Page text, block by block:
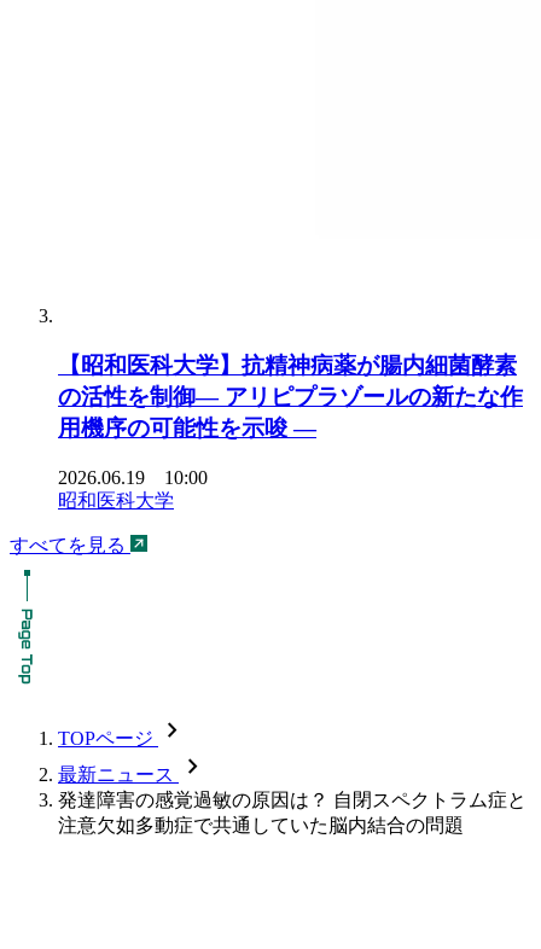
【昭和医科大学】抗精神病薬が腸内細菌酵素
の活性を制御― アリピプラゾールの新たな作
用機序の可能性を示唆 ―
2026.06.19 10:00
昭和医科大学
すべてを見る
TOPページ chevron_forward
最新ニュース chevron_forward
発達障害の感覚過敏の原因は？ 自閉スペクトラム症と
注意欠如多動症で共通していた脳内結合の問題